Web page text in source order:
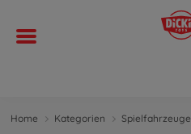
Home Kategorien Spielfahrzeuge